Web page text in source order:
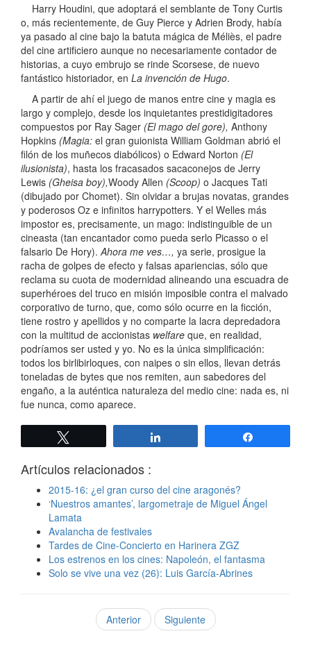
Harry Houdini, que adoptará el semblante de Tony Curtis
o, más recientemente, de Guy Pierce y Adrien Brody, había
ya pasado al cine bajo la batuta mágica de Méliès, el padre
del cine artificiero aunque no necesariamente contador de
historias, a cuyo embrujo se rinde Scorsese, de nuevo
fantástico historiador, en La invención de Hugo.
A partir de ahí el juego de manos entre cine y magia es
largo y complejo, desde los inquietantes prestidigitadores
compuestos por Ray Sager (El mago del gore), Anthony
Hopkins (Magia: el gran guionista William Goldman abrió el
filón de los muñecos diabólicos) o Edward Norton (El
ilusionista), hasta los fracasados sacaconejos de Jerry
Lewis (Gheisa boy),Woody Allen (Scoop) o Jacques Tati
(dibujado por Chomet). Sin olvidar a brujas novatas, grandes
y poderosos Oz e infinitos harrypotters. Y el Welles más
impostor es, precisamente, un mago: indistinguible de un
cineasta (tan encantador como pueda serlo Picasso o el
falsario De Hory). Ahora me ves…, ya serie, prosigue la
racha de golpes de efecto y falsas apariencias, sólo que
reclama su cuota de modernidad alineando una escuadra de
superhéroes del truco en misión imposible contra el malvado
corporativo de turno, que, como sólo ocurre en la ficción,
tiene rostro y apellidos y no comparte la lacra depredadora
con la multitud de accionistas welfare que, en realidad,
podríamos ser usted y yo. No es la única simplificación:
todos los birlibirloques, con naipes o sin ellos, llevan detrás
toneladas de bytes que nos remiten, aun sabedores del
engaño, a la auténtica naturaleza del medio cine: nada es, ni
fue nunca, como aparece.
Artículos relacionados :
2015-16: ¿el gran curso del cine aragonés?
‘Nuestros amantes’, largometraje de Miguel Ángel
Lamata
Avalancha de festivales
Tardes de Cine-Concierto en Harinera ZGZ
Los estrenos en los cines: Napoleón, el fantasma
Solo se vive una vez (26): Luis García-Abrines
Anterior Siguiente